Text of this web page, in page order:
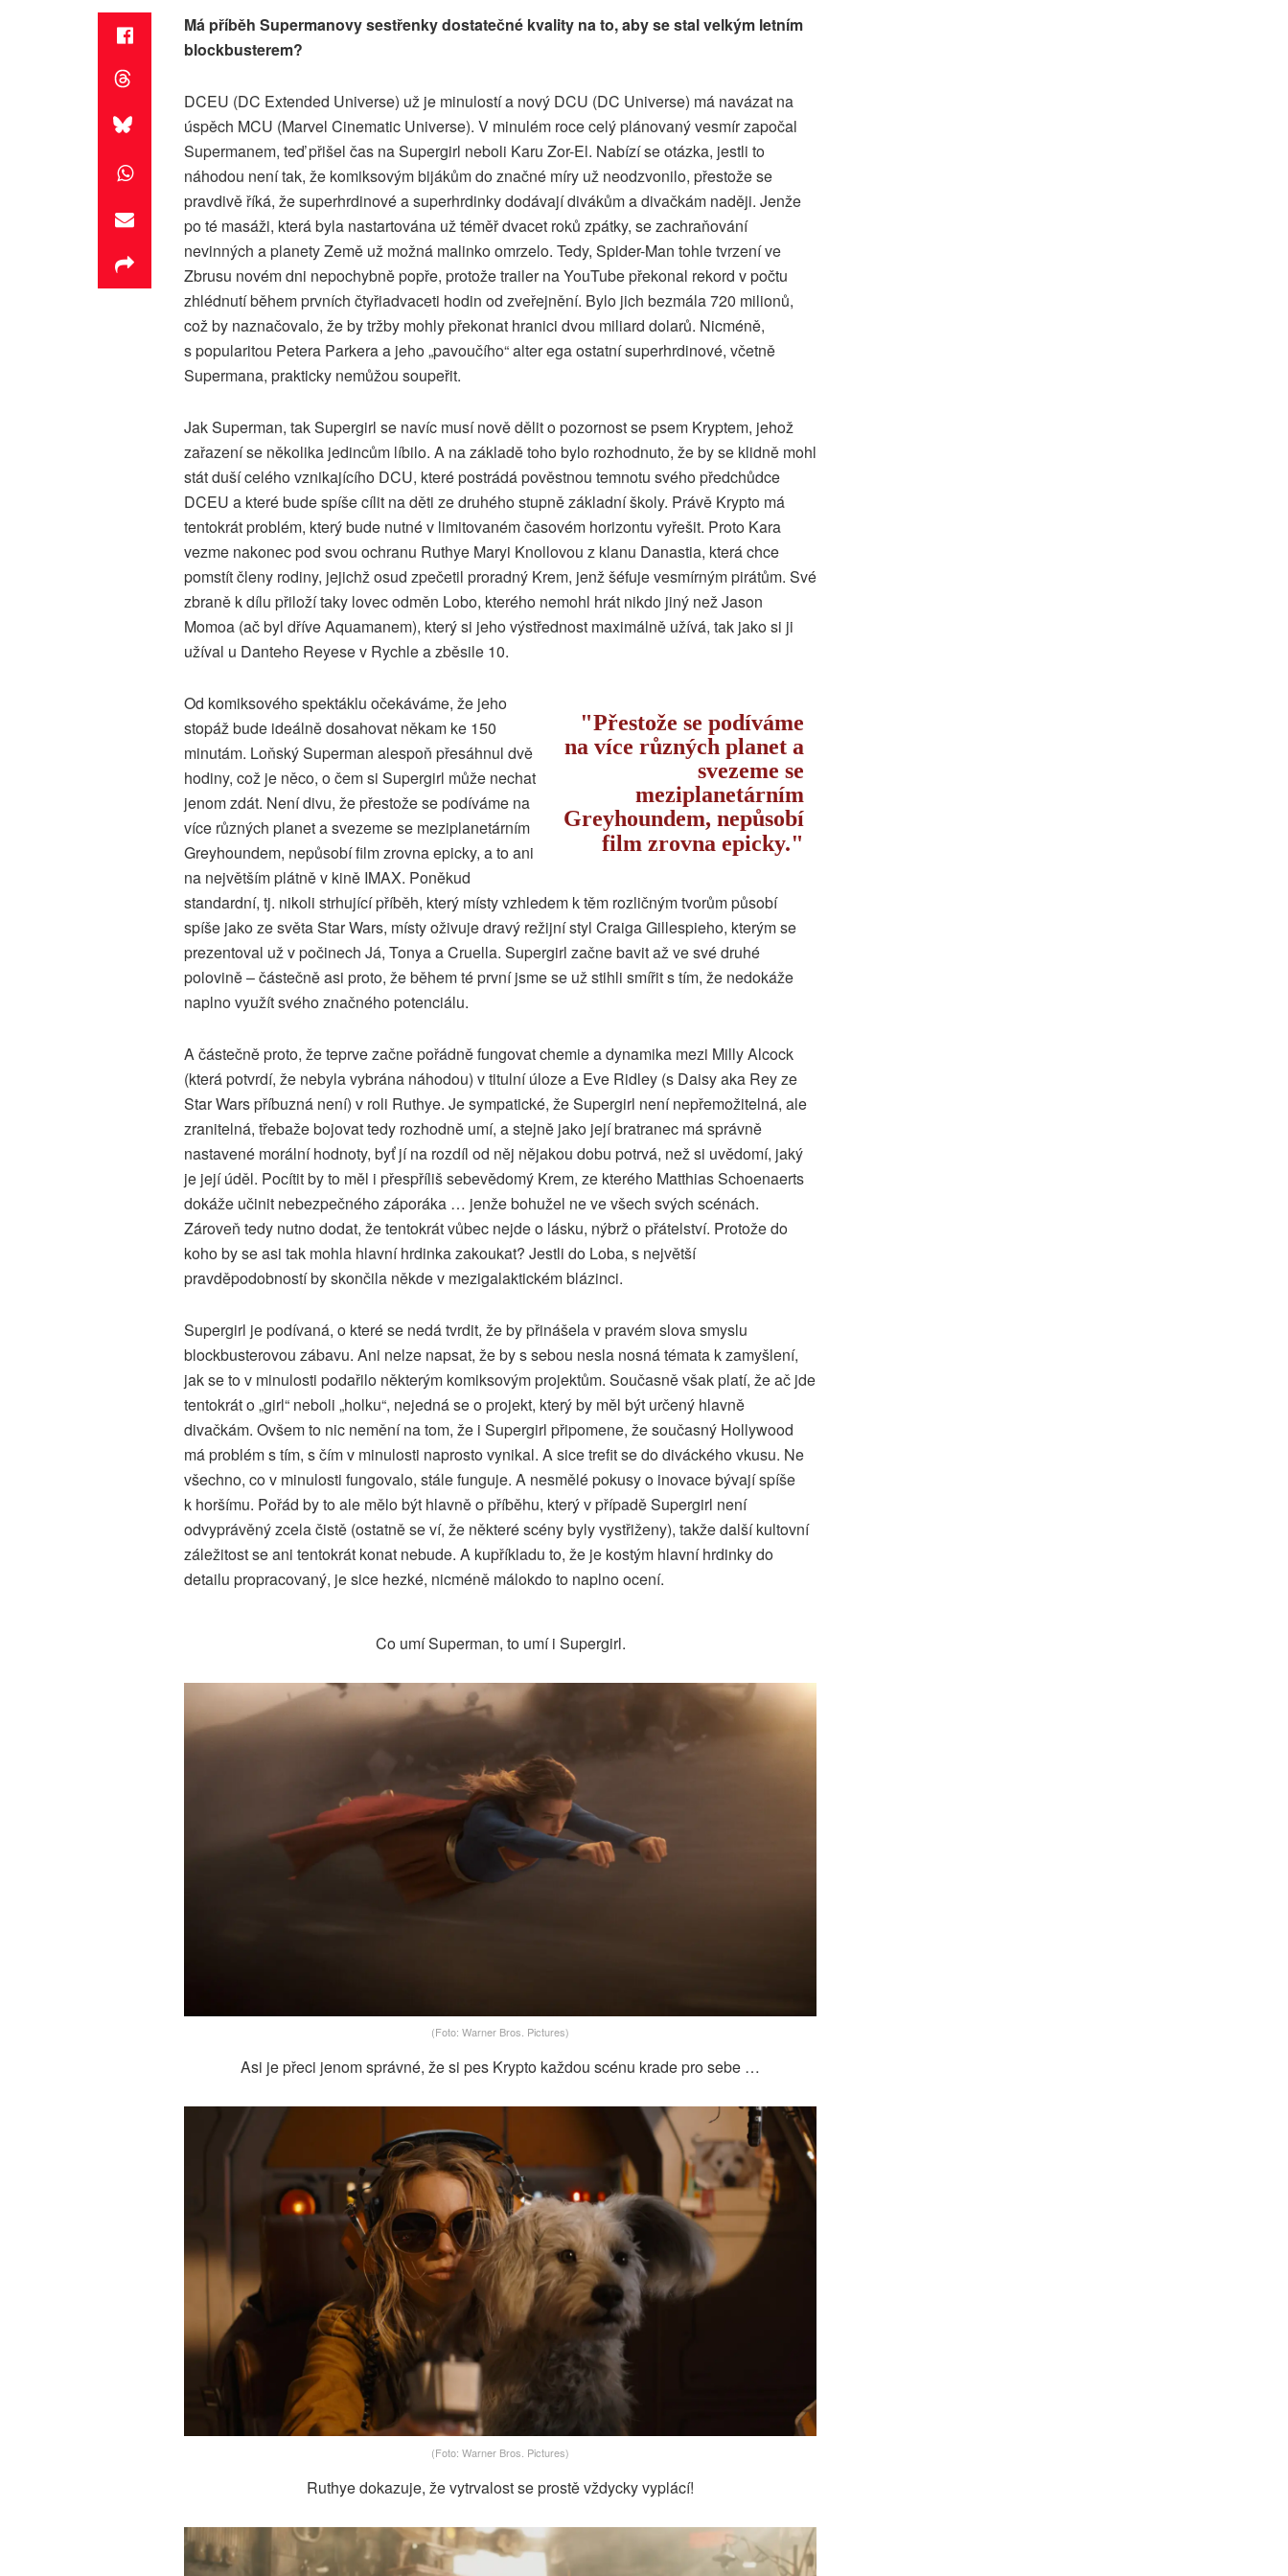
Má příběh Supermanovy sestřenky dostatečné kvality na to, aby se stal velkým letním
blockbusterem?
DCEU (DC Extended Universe) už je minulostí a nový DCU (DC Universe) má navázat na
úspěch MCU (Marvel Cinematic Universe). V minulém roce celý plánovaný vesmír započal
Supermanem, teď přišel čas na Supergirl neboli Karu Zor-El. Nabízí se otázka, jestli to
náhodou není tak, že komiksovým bijákům do značné míry už neodzvonilo, přestože se
pravdivě říká, že superhrdinové a superhrdinky dodávají divákům a divačkám naději. Jenže
po té masáži, která byla nastartována už téměř dvacet roků zpátky, se zachraňování
nevinných a planety Země už možná malinko omrzelo. Tedy, Spider-Man tohle tvrzení ve
Zbrusu novém dni nepochybně popře, protože trailer na YouTube překonal rekord v počtu
zhlédnutí během prvních čtyřiadvaceti hodin od zveřejnění. Bylo jich bezmála 720 milionů,
což by naznačovalo, že by tržby mohly překonat hranici dvou miliard dolarů. Nicméně,
s popularitou Petera Parkera a jeho „pavoučího“ alter ega ostatní superhrdinové, včetně
Supermana, prakticky nemůžou soupeřit.
Jak Superman, tak Supergirl se navíc musí nově dělit o pozornost se psem Kryptem, jehož
zařazení se několika jedincům líbilo. A na základě toho bylo rozhodnuto, že by se klidně mohl
stát duší celého vznikajícího DCU, které postrádá pověstnou temnotu svého předchůdce
DCEU a které bude spíše cílit na děti ze druhého stupně základní školy. Právě Krypto má
tentokrát problém, který bude nutné v limitovaném časovém horizontu vyřešit. Proto Kara
vezme nakonec pod svou ochranu Ruthye Maryi Knollovou z klanu Danastia, která chce
pomstít členy rodiny, jejichž osud zpečetil proradný Krem, jenž šéfuje vesmírným pirátům. Své
zbraně k dílu přiloží taky lovec odměn Lobo, kterého nemohl hrát nikdo jiný než Jason
Momoa (ač byl dříve Aquamanem), který si jeho výstřednost maximálně užívá, tak jako si ji
užíval u Danteho Reyese v Rychle a zběsile 10.
Přestože se podíváme
na více různých planet a
svezeme se
meziplanetárním
Greyhoundem, nepůsobí
film zrovna epicky.
Od komiksového spektáklu očekáváme, že jeho
stopáž bude ideálně dosahovat někam ke 150
minutám. Loňský Superman alespoň přesáhnul dvě
hodiny, což je něco, o čem si Supergirl může nechat
jenom zdát. Není divu, že přestože se podíváme na
více různých planet a svezeme se meziplanetárním
Greyhoundem, nepůsobí film zrovna epicky, a to ani
na největším plátně v kině IMAX. Poněkud
standardní, tj. nikoli strhující příběh, který místy vzhledem k těm rozličným tvorům působí
spíše jako ze světa Star Wars, místy oživuje dravý režijní styl Craiga Gillespieho, kterým se
prezentoval už v počinech Já, Tonya a Cruella. Supergirl začne bavit až ve své druhé
polovině – částečně asi proto, že během té první jsme se už stihli smířit s tím, že nedokáže
naplno využít svého značného potenciálu.
A částečně proto, že teprve začne pořádně fungovat chemie a dynamika mezi Milly Alcock
(která potvrdí, že nebyla vybrána náhodou) v titulní úloze a Eve Ridley (s Daisy aka Rey ze
Star Wars příbuzná není) v roli Ruthye. Je sympatické, že Supergirl není nepřemožitelná, ale
zranitelná, třebaže bojovat tedy rozhodně umí, a stejně jako její bratranec má správně
nastavené morální hodnoty, byť jí na rozdíl od něj nějakou dobu potrvá, než si uvědomí, jaký
je její úděl. Pocítit by to měl i přespříliš sebevědomý Krem, ze kterého Matthias Schoenaerts
dokáže učinit nebezpečného záporáka … jenže bohužel ne ve všech svých scénách.
Zároveň tedy nutno dodat, že tentokrát vůbec nejde o lásku, nýbrž o přátelství. Protože do
koho by se asi tak mohla hlavní hrdinka zakoukat? Jestli do Loba, s největší
pravděpodobností by skončila někde v mezigalaktickém blázinci.
Supergirl je podívaná, o které se nedá tvrdit, že by přinášela v pravém slova smyslu
blockbusterovou zábavu. Ani nelze napsat, že by s sebou nesla nosná témata k zamyšlení,
jak se to v minulosti podařilo některým komiksovým projektům. Současně však platí, že ač jde
tentokrát o „girl“ neboli „holku“, nejedná se o projekt, který by měl být určený hlavně
divačkám. Ovšem to nic nemění na tom, že i Supergirl připomene, že současný Hollywood
má problém s tím, s čím v minulosti naprosto vynikal. A sice trefit se do diváckého vkusu. Ne
všechno, co v minulosti fungovalo, stále funguje. A nesmělé pokusy o inovace bývají spíše
k horšímu. Pořád by to ale mělo být hlavně o příběhu, který v případě Supergirl není
odvyprávěný zcela čistě (ostatně se ví, že některé scény byly vystřiženy), takže další kultovní
záležitost se ani tentokrát konat nebude. A kupříkladu to, že je kostým hlavní hrdinky do
detailu propracovaný, je sice hezké, nicméně málokdo to naplno ocení.
Co umí Superman, to umí i Supergirl.
(Foto: Warner Bros. Pictures)
Asi je přeci jenom správné, že si pes Krypto každou scénu krade pro sebe …
(Foto: Warner Bros. Pictures)
Ruthye dokazuje, že vytrvalost se prostě vždycky vyplácí!